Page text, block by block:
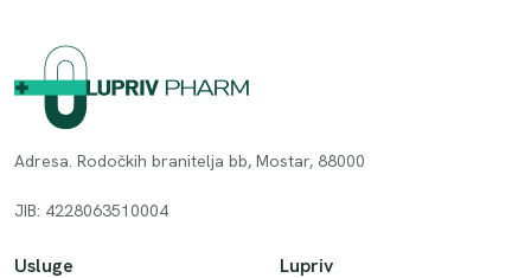
Adresa. Rodočkih branitelja bb, Mostar, 88000
JIB: 4228063510004
Usluge Lupriv